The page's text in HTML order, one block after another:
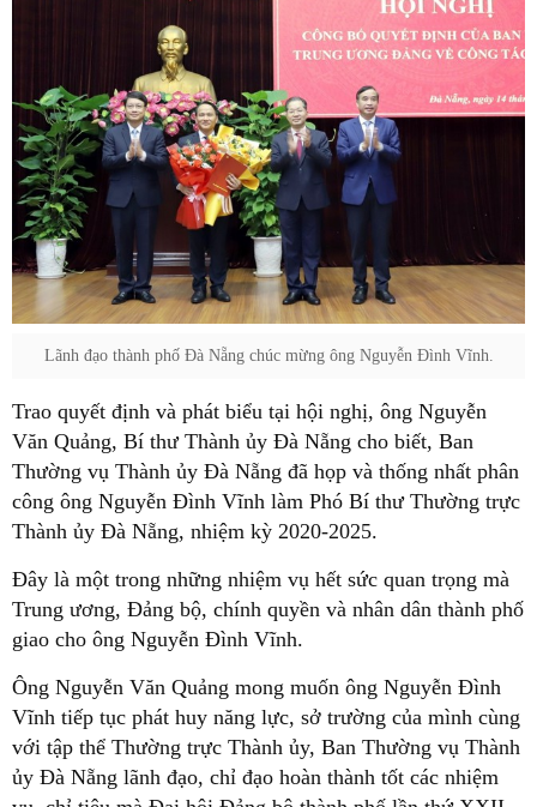
Lãnh đạo thành phố Đà Nẵng chúc mừng ông Nguyễn Đình Vĩnh.
Trao quyết định và phát biểu tại hội nghị, ông Nguyễn
Văn Quảng, Bí thư Thành ủy Đà Nẵng cho biết, Ban
Thường vụ Thành ủy Đà Nẵng đã họp và thống nhất phân
công ông Nguyễn Đình Vĩnh làm Phó Bí thư Thường trực
Thành ủy Đà Nẵng, nhiệm kỳ 2020-2025.
Đây là một trong những nhiệm vụ hết sức quan trọng mà
Trung ương, Đảng bộ, chính quyền và nhân dân thành phố
giao cho ông Nguyễn Đình Vĩnh.
Ông Nguyễn Văn Quảng mong muốn ông Nguyễn Đình
Vĩnh tiếp tục phát huy năng lực, sở trường của mình cùng
với tập thể Thường trực Thành ủy, Ban Thường vụ Thành
ủy Đà Nẵng lãnh đạo, chỉ đạo hoàn thành tốt các nhiệm